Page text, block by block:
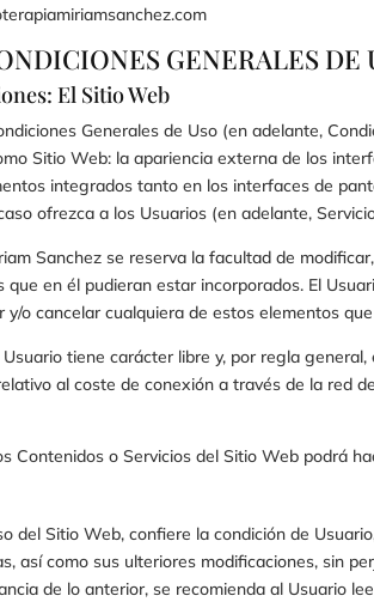
GENERALES DE
El Sitio Web
Generales de Uso (en adelante,
Sitio Web: la apariencia externa de los
integrados tanto en los interfaces de
ofrezca a los Usuarios (en adelante,
Sanchez se reserva la facultad de
que en él pudieran estar incorporados. El
y/o cancelar cualquiera de estos elementos
tiene carácter libre y, por regla
al coste de conexión a través de la red
Contenidos o Servicios del Sitio Web podrá
del Sitio Web, confiere la condición de
así como sus ulteriores modificaciones, sin
de lo anterior, se recomienda al Usuario